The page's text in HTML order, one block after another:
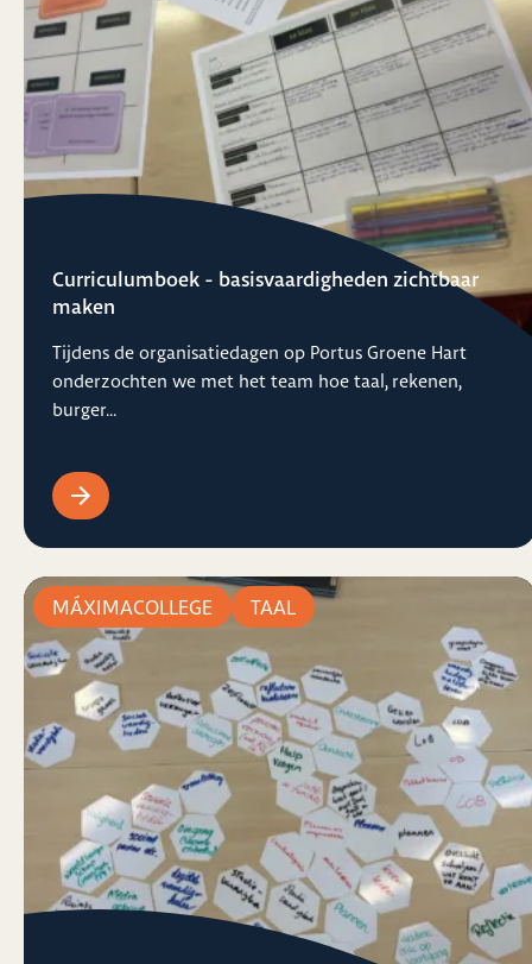
Curriculumboek - basisvaardigheden zichtbaar
maken
Tijdens de organisatiedagen op Portus Groene Hart
onderzochten we met het team hoe taal, rekenen,
burger...
MÁXIMACOLLEGE TAAL